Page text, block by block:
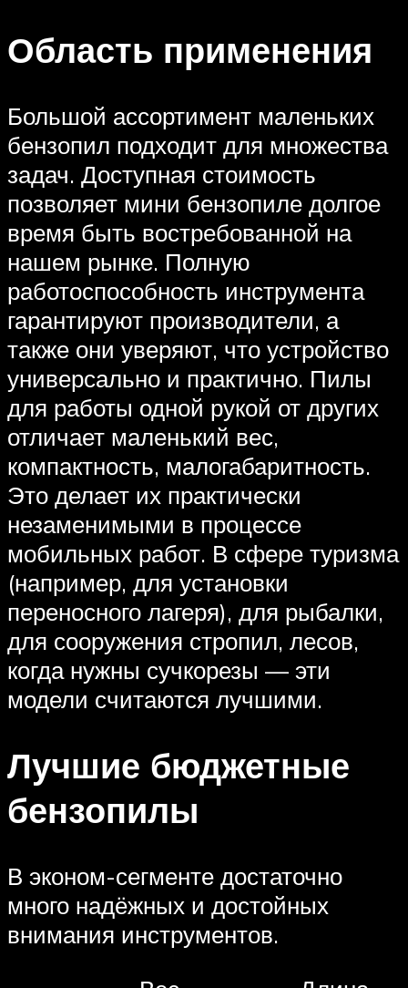
Область применения
Большой ассортимент маленьких
бензопил подходит для множества
задач. Доступная стоимость
позволяет мини бензопиле долгое
время быть востребованной на
нашем рынке. Полную
работоспособность инструмента
гарантируют производители, а
также они уверяют, что устройство
универсально и практично. Пилы
для работы одной рукой от других
отличает маленький вес,
компактность, малогабаритность.
Это делает их практически
незаменимыми в процессе
мобильных работ. В сфере туризма
(например, для установки
переносного лагеря), для рыбалки,
для сооружения стропил, лесов,
когда нужны сучкорезы — эти
модели считаются лучшими.
Лучшие бюджетные
бензопилы
В эконом-сегменте достаточно
много надёжных и достойных
внимания инструментов.